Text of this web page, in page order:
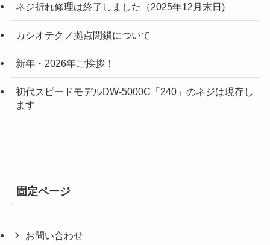
ネジ折れ修理は終了しました（2025年12月末日)
カシオテクノ拠点閉鎖について
新年・2026年ご挨拶！
初代スピードモデルDW-5000C「240」のネジは現存し
ます
固定ページ
お問い合わせ